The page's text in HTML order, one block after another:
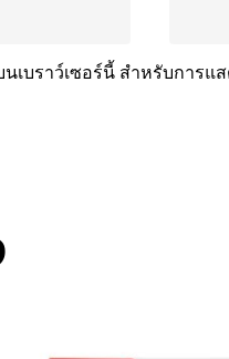
เบราว์เซอร์นี้ สำหรับการแ